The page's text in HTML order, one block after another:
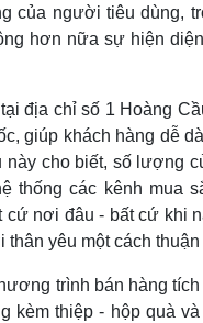
của người tiêu dùng,
hơn nữa sự hiện
địa chỉ số 1 Hoàng
giúp khách hàng dễ
cho biết, số lượng
thống các kênh mua
nơi đâu - bất cứ khi
yêu một cách
trình bán hàng
kèm thiệp - hộp quà